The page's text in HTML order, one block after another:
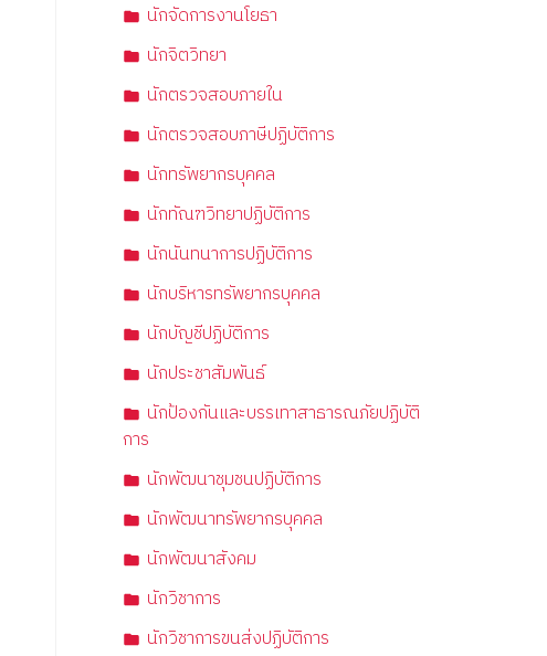
นักจัดการงานโยธา
นักจิตวิทยา
นักตรวจสอบภายใน
นักตรวจสอบภาษีปฏิบัติการ
นักทรัพยากรบุคคล
นักทัณฑวิทยาปฏิบัติการ
นักนันทนาการปฏิบัติการ
นักบริหารทรัพยากรบุคคล
นักบัญชีปฏิบัติการ
นักประชาสัมพันธ์
นักป้องกันและบรรเทาสาธารณภัยปฏิบัติ
การ
นักพัฒนาชุมชนปฏิบัติการ
นักพัฒนาทรัพยากรบุคคล
นักพัฒนาสังคม
นักวิชาการ
นักวิชาการขนส่งปฏิบัติการ